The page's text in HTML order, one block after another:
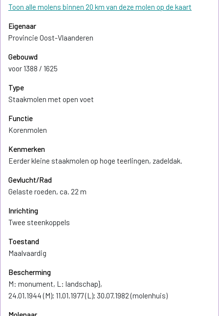
Toon alle molens binnen 20 km van deze molen op de kaart
Eigenaar
Provincie Oost-Vlaanderen
Gebouwd
voor 1388 / 1625
Type
Staakmolen met open voet
Functie
Korenmolen
Kenmerken
Eerder kleine staakmolen op hoge teerlingen, zadeldak.
Gevlucht/Rad
Gelaste roeden, ca. 22 m
Inrichting
Twee steenkoppels
Toestand
Maalvaardig
Bescherming
M: monument, L: landschap},
24.01.1944 (M); 11.01.1977 (L); 30.07.1982 (molenhuis)